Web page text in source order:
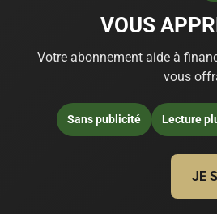
VOUS
Votre abonnement aide à
vous
Sans publicité Lecture
JE